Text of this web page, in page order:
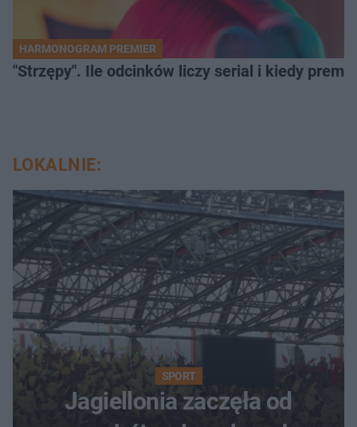
HARMONOGRAM PREMIER
"Strzępy". Ile odcinków liczy serial i kiedy
LOKALNIE:
SPORT
Jagiellonia zaczęła od